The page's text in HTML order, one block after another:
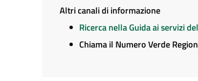
Altri canali di informazione
Ricerca nella Guida ai servizi
Chiama il Numero Verde